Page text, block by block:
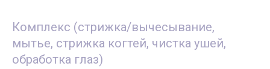
Комплекс (стрижка/вычесывание,
мытье, стрижка когтей, чистка ушей,
обработка глаз)